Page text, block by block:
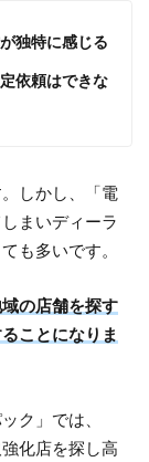
独特に感じる
依頼はできな
しかし、「電
まいディーラ
も多いです。
の店舗を探す
ことになりま
ク」では、
化店を探し高